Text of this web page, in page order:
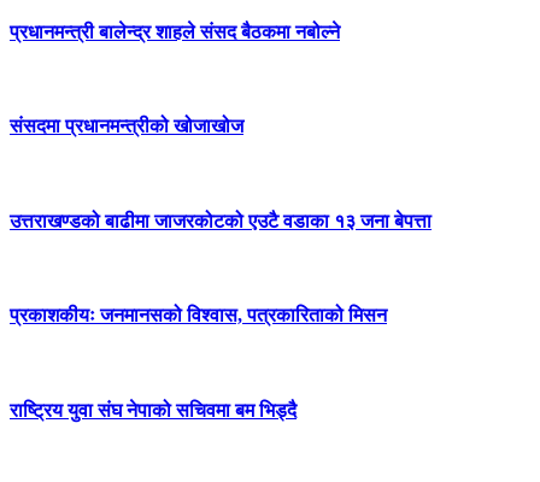
प्रधानमन्त्री बालेन्द्र शाहले संसद बैठकमा नबोल्ने
संसदमा प्रधानमन्त्रीको खोजाखोज
उत्तराखण्डको बाढीमा जाजरकोटको एउटै वडाका १३ जना बेपत्ता
प्रकाशकीयः जनमानसको विश्वास, पत्रकारिताको मिसन
राष्ट्रिय युवा संघ नेपाको सचिवमा बम भिड्दै